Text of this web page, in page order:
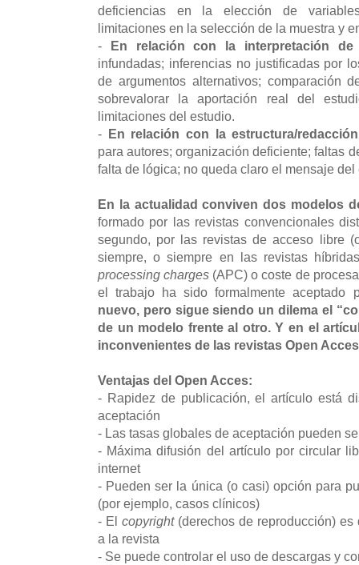
deficiencias en la elección de
limitaciones en la selección de la muestra y
-
En relación con la interpretación de
infundadas; inferencias no justificadas por
de argumentos alternativos; comparación
sobrevalorar la aportación real del
limitaciones del estudio.
-
En relación con la estructura/
para autores; organización deficiente; faltas
falta de lógica; no queda claro el mensaje
En la actualidad conviven dos modelos
formado por las revistas convencionales
segundo, por las revistas de acceso libre
siempre, o siempre en las revistas
processing charges (APC) o coste de
el trabajo ha sido formalmente aceptado
nuevo, pero sigue siendo un dilema el
de un modelo frente al otro. Y en el
inconvenientes de las revistas Open
Ventajas del Open Acces:
- Rapidez de publicación, el artículo está
aceptación
- Las tasas globales de aceptación pueden
- Máxima difusión del artículo por circular
internet
- Pueden ser la única (o casi) opción para
(por ejemplo, casos clínicos)
- El copyright (derechos de reproducción)
a la revista
- Se puede controlar el uso de descargas y